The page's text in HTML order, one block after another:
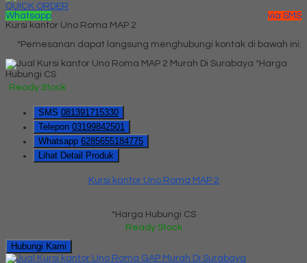
QUICK ORDER
Whatsapp
via SMS
Kursi kantor Uno Roma MAP 2
*Pemesanan dapat langsung menghubungi kontak di bawah ini:
*Harga
Hubungi CS
Ready Stock
SMS 081391715330
Telepon 03199842501
Whatsapp 6285655184775
Lihat Detail Produk
Kursi kantor Uno Roma MAP 2
*Harga Hubungi CS
Ready Stock
Hubungi Kami